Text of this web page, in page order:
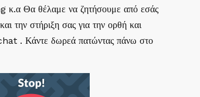
Θα θέλαμε να ζητήσουμε από εσάς
την στήριξη σας για την ορθή και
chat . Κάντε δωρεά πατώντας πάνω στο